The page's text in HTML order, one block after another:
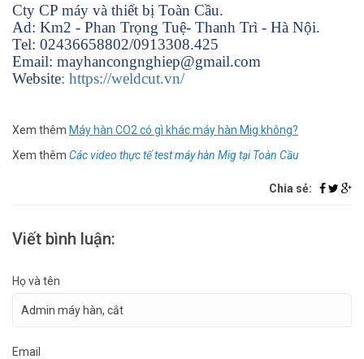
Cty CP máy và thiết bị Toàn Cầu.
Ad: Km2 - Phan Trọng Tuệ- Thanh Trì - Hà Nội.
Tel: 02436658802/0913308.425
Email: mayhancongnghiep@gmail.com
Website: https://weldcut.vn/
Xem thêm Máy hàn CO2 có gì khác máy hàn Mig không?
Xem thêm Các video thực tế test máy hàn Mig tại Toàn Cầu
Chia sẻ:
Viết bình luận:
Họ và tên
Email